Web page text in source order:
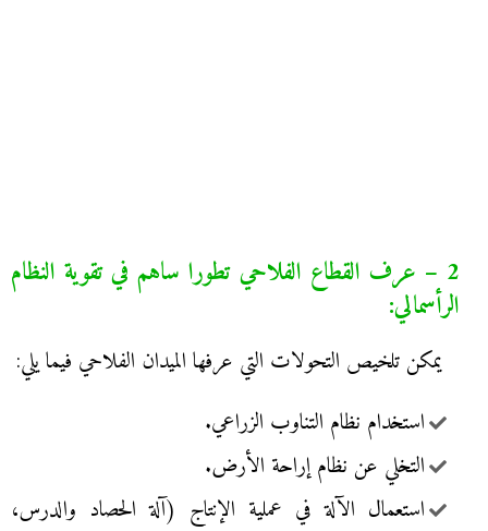
2 – عرف القطاع الفلاحي تطورا ساهم في تقوية النظام
الرأسمالي:
يمكن تلخيص التحولات التي عرفها الميدان الفلاحي فيما يلي:
استخدام نظام التناوب الزراعي.
التخلي عن نظام إراحة الأرض.
استعمال الآلة في عملية الإنتاج (آلة الحصاد والدرس،